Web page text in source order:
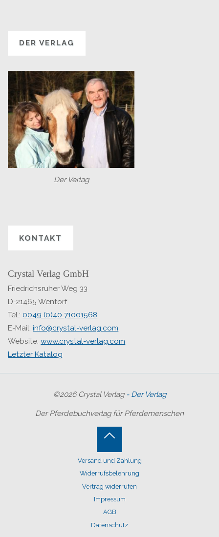
DER VERLAG
Der Verlag
KONTAKT
Crystal Verlag GmbH
Friedrichsruher Weg 33
D-21465 Wentorf
Tel.: 0049 (0)40 71001568
E-Mail:info@crystal-verlag.com
Website:www.crystal-verlag.com
Letzter Katalog
©2026 Crystal Verlag - Der Verlag
Der Pferdebuchverlag für Pferdemenschen
Versand und Zahlung
Widerrufsbelehrung
Vertrag widerrufen
Impressum
AGB
Datenschutz
Back
to
Top